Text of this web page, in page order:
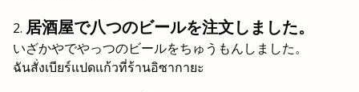
居酒屋で八つのビールを注文しました。
いざかやでやっつのビールをちゅうもんしました。
ฉันสั่งเบียร์แปดแก้วที่ร้านอิซากายะ